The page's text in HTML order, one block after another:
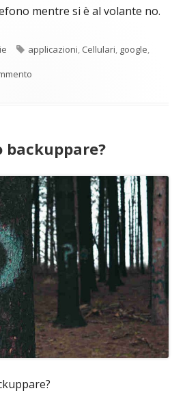
mentre si è al volante no.
Tag
applicazioni Cellulari google
backuppare?